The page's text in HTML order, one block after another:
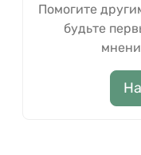
Помогите
будьте